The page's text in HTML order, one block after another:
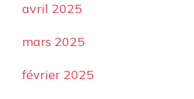
avril 2025
mars 2025
février 2025